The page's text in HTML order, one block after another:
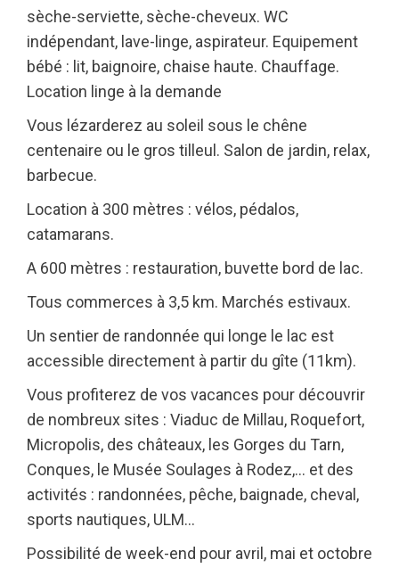
sèche-serviette, sèche-cheveux. WC
indépendant, lave-linge, aspirateur. Equipement
bébé : lit, baignoire, chaise haute. Chauffage.
Location linge à la demande
Vous lézarderez au soleil sous le chêne
centenaire ou le gros tilleul. Salon de jardin, relax,
barbecue.
Location à 300 mètres : vélos, pédalos,
catamarans.
A 600 mètres : restauration, buvette bord de lac.
Tous commerces à 3,5 km. Marchés estivaux.
Un sentier de randonnée qui longe le lac est
accessible directement à partir du gîte (11km).
Vous profiterez de vos vacances pour découvrir
de nombreux sites : Viaduc de Millau, Roquefort,
Micropolis, des châteaux, les Gorges du Tarn,
Conques, le Musée Soulages à Rodez,… et des
activités : randonnées, pêche, baignade, cheval,
sports nautiques, ULM…
Possibilité de week-end pour avril, mai et octobre